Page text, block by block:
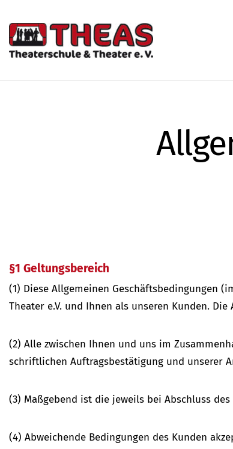
§1 Geltungsbereich
(1) Diese Allgemeinen Geschäftsbedingungen
Theater e.V. und Ihnen als unseren Kunden.
(2) Alle zwischen Ihnen und uns im
schriftlichen Auftragsbestätigung und unserer
(3) Maßgebend ist die jeweils bei Abschluss des
(4) Abweichende Bedingungen des Kunden